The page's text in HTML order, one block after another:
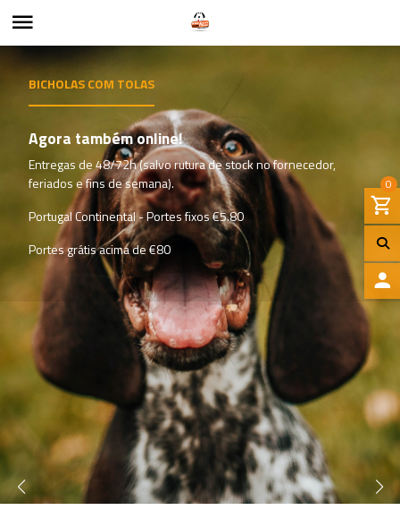
0
I
I
C
A
BICHOLAS COM TOLAS
Agora também online!
Entregas de 48/72h (salvo rutura de stock no fornecedor,
feriados e fins de semana).
Portugal Continental - Portes fixos €5.80
Portes grátis acima de €80